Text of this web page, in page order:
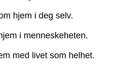
hjem i deg selv.
i menneskeheten.
med livet som helhet.